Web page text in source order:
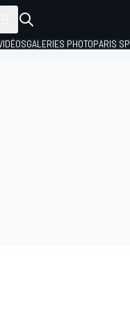
GALERIES PHOTOPARIS